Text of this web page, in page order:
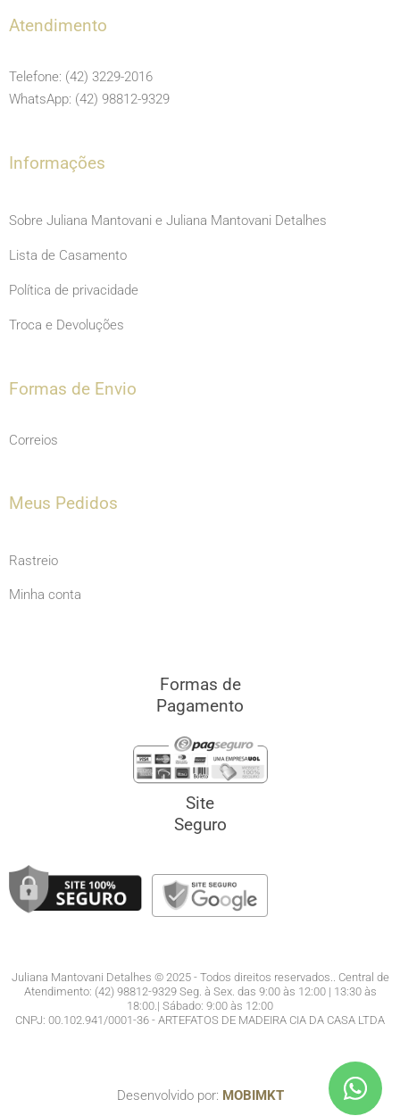
e
o
o
t
g
r
m
b
e
Atendimento
Telefone: (42) 3229-2016
WhatsApp: (42) 98812-9329
Informações
Sobre Juliana Mantovani e Juliana Mantovani Detalhes
Lista de Casamento
Política de privacidade
Troca e Devoluções
Formas de Envio
Correios
Meus Pedidos
Rastreio
Minha conta
Formas de
Pagamento
Site
Seguro
Juliana Mantovani Detalhes © 2025 - Todos direitos reservados.. Central de
Atendimento: (42) 98812-9329 Seg. à Sex. das 9:00 às 12:00 | 13:30 às
18:00.| Sábado: 9:00 às 12:00
CNPJ: 00.102.941/0001-36 - ARTEFATOS DE MADEIRA CIA DA CASA LTDA
Desenvolvido por: MOBIMKT